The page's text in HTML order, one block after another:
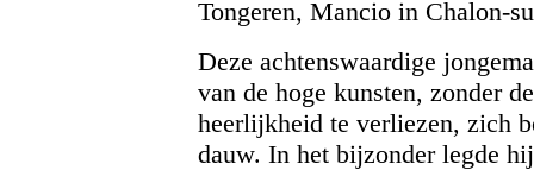
Tongeren, Mancio in Chalon-
Deze achtenswaardige
van de hoge kunsten, zonder
heerlijkheid te verliezen, zich
dauw. In het bijzonder legde